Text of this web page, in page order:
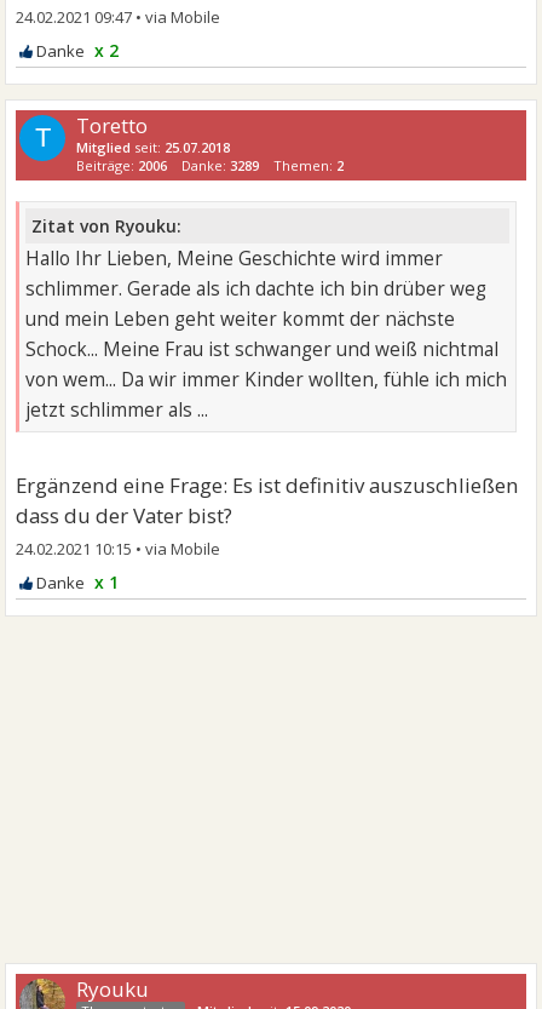
24.02.2021 09:47 •
x 2
T Toretto
Mitglied seit: 25.07.2018
Beiträge: 2006 Danke:3289 Themen: 2
Zitat von Ryouku:
Hallo Ihr Lieben, Meine Geschichte wird immer
schlimmer. Gerade als ich dachte ich bin drüber weg
und mein Leben geht weiter kommt der nächste
Schock... Meine Frau ist schwanger und weiß nichtmal
von wem... Da wir immer Kinder wollten, fühle ich mich
jetzt schlimmer als ...
Ergänzend eine Frage: Es ist definitiv auszuschließen
dass du der Vater bist?
24.02.2021 10:15 •
x 1
Ryouku